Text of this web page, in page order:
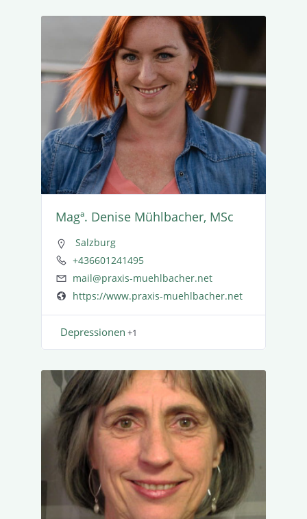
Magª. Denise Mühlbacher, MSc
Salzburg
+436601241495
mail@praxis-muehlbacher.net
https://www.praxis-muehlbacher.net
Depres­sionen +1